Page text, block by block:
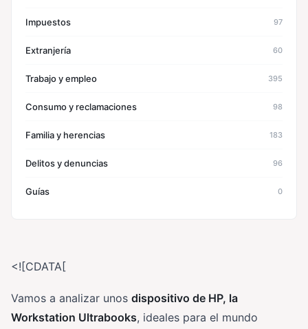
Impuestos 97
Extranjería 60
Trabajo y empleo 395
Consumo y reclamaciones 98
Familia y herencias 183
Delitos y denuncias 96
Guías 0
<![CDATA[
Vamos a analizar unos dispositivo de HP, la
Workstation Ultrabooks, ideales para el mundo